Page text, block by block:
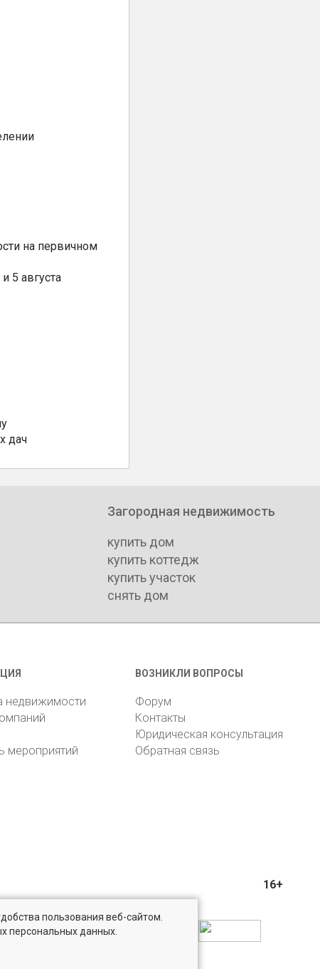
на первичном
5 августа
дач
Загородная недвижимость
купить дом
купить коттедж
купить участок
снять дом
недвижимости
мероприятий
ВОЗНИКЛИ ВОПРОСЫ
Форум
Контакты
Юридическая консультация
Обратная связь
16+
пользования веб-сайтом.
персональных данных.